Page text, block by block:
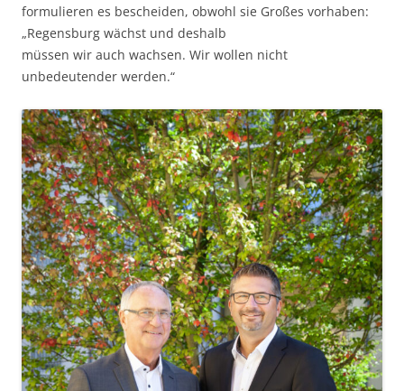
formulieren es bescheiden, obwohl sie Großes vorhaben:
„Regensburg wächst und deshalb
müssen wir auch wachsen. Wir wollen nicht
unbedeutender werden.“